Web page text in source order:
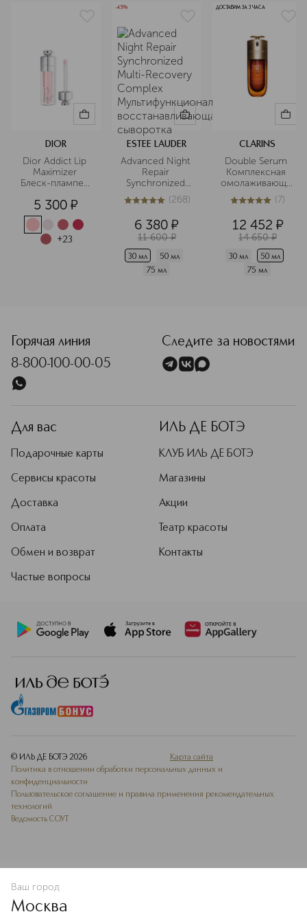
DIOR
Dior Addict Lip
Maximizer
Блеск-плампер
5 300 ¤
+23
-45%
ESTEE LAUDER
Advanced Night
Repair
Synchronized
Multi-Recovery
Complex
восстанавливающая
сыворотка
5из 5268 (268)
6 380 ¤
11 600 ¤
30 мл
50 мл
75 мл
ДОСТАВИМ ЗА 3 ЧАСА
CLARINS
Double Serum
Комплексная
омолаживающая
двойная
сыворотка для
5из 57 (7)
12 452 ¤
14 650 ¤
30 мл
50 мл
75 мл
В КОРЗИНУ
Горячая линия
8-800-100-00-05
Следите за новостями
Для вас
Подарочные карты
Сервисы красоты
Доставка
Оплата
Обмен и возврат
Частые вопросы
ИЛЬ ДЕ БОТЭ
КЛУБ ИЛЬ ДЕ БОТЭ
Магазины
Акции
Театр красоты
Контакты
© ИЛЬ ДЕ БОТЭ 2026
Карта сайта
Политика в отношении обработки персональных данных и
конфиденциальности
Пользовательское соглашение и правила применения рекомендательных
технологий
Ведомость СОУТ
Ваш город
Москва